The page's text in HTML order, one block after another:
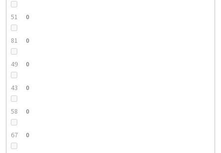
51 0
81 0
49 0
43 0
58 0
67 0